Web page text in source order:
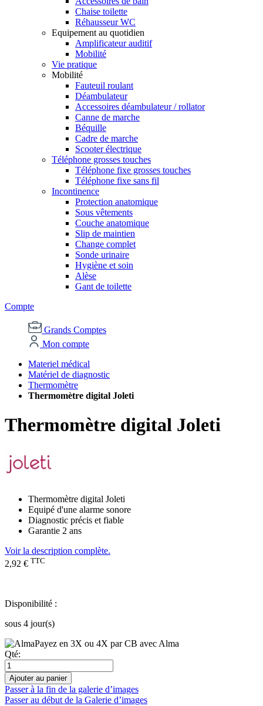
Chaise toilette
Réhausseur WC
Equipement au quotidien
Amplificateur auditif
Mobilité
Vie pratique
Mobilité
Fauteuil roulant
Déambulateur
Accessoires déambulateur / rollator
Canne de marche
Béquille
Cadre de marche
Scooter électrique
Téléphone grosses touches
Téléphone fixe grosses touches
Téléphone fixe sans fil
Incontinence
Protection anatomique
Sous vêtements
Couche anatomique
Slip de maintien
Change complet
Sonde urinaire
Hygiène et soin
Alèse
Gant de toilette
Compte
Grands Comptes
Mon compte
Materiel médical
Matériel de diagnostic
Thermomètre
Thermomètre digital Joleti
Thermomètre digital Joleti
Thermomètre digital Joleti
Equipé d'une alarme sonore
Diagnostic précis et fiable
Garantie 2 ans
Voir la description complète.
2,92 € TTC
Disponibilité :
sous 4 jour(s)
Payez en 3X ou 4X par CB avec Alma
Qté:
Ajouter au panier
Passer à la fin de la galerie d’images
Passer au début de la Galerie d’images